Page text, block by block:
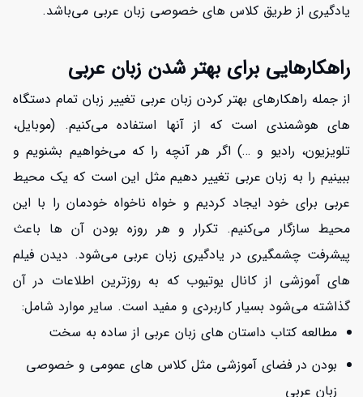
یادگیری از طریق کلاس های خصوصی زبان عربی می‌باشد.
راهکارهایی برای بهتر شدن زبان عربی
از جمله راهکارهای بهتر کردن زبان عربی تغییر زبان تمام دستگاه
های هوشمندی است که از آنها استفاده می‌کنیم. (موبایل،
تلویزیون، رادیو و …) اگر هر آنچه را که می‌خواهیم بشنویم و
ببینیم را به زبان عربی تغییر دهیم مثل این است که یک محیط
عربی برای خود ایجاد کردیم و خواه ناخواه خودمان را با این
محیط سازگار می‌کنیم. تکرار و هر روزه بودن آن ها باعث
پیشرفت چشمگیری در یادگیری زبان عربی می‌شود. دیدن فیلم
های آموزشی از کانال یوتیوب که به روزترین اطلاعات در آن
گذاشته می‌شود بسیار کاربردی و مفید است. سایر موارد شامل:
مطالعه کتاب داستان های زبان عربی از ساده به سخت
بودن در فضای آموزشی مثل کلاس های عمومی و خصوصی
زبان عربی